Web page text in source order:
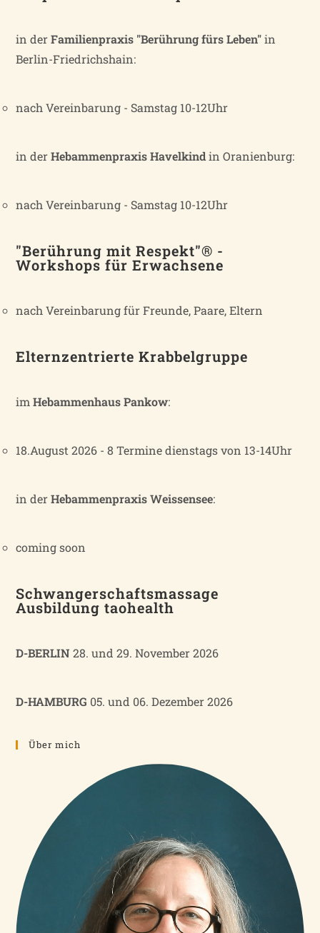
in derFamilienpraxis "Berührung fürs Leben"in
Berlin-Friedrichshain:
nach Vereinbarung - Samstag 10-12Uhr
in derHebammenpraxis Havelkindin Oranienburg:
nach Vereinbarung - Samstag 10-12Uhr
"Berührung mit Respekt"® -
Workshops für Erwachsene
nach Vereinbarung für Freunde, Paare, Eltern
Elternzentrierte Krabbelgruppe
imHebammenhaus Pankow:
18.August 2026 - 8 Termine dienstags von 13-14Uhr
in derHebammenpraxis Weissensee:
coming soon
Schwangerschaftsmassage
Ausbildung taohealth
D-BERLIN 28. und 29. November 2026
D-HAMBURG 05. und 06. Dezember 2026
Über mich